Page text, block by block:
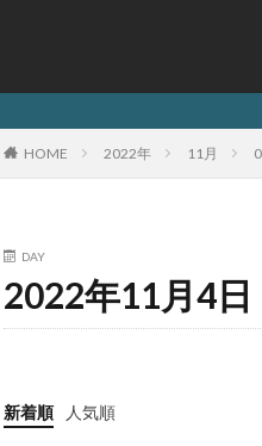
HOME 2022年 11月
DAY
2022年11月4日
新着順 人気順